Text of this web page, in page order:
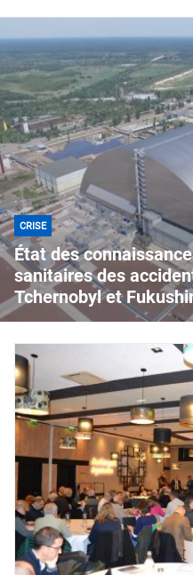
CRISE
État des
sanitaires des
Tchernobyl et